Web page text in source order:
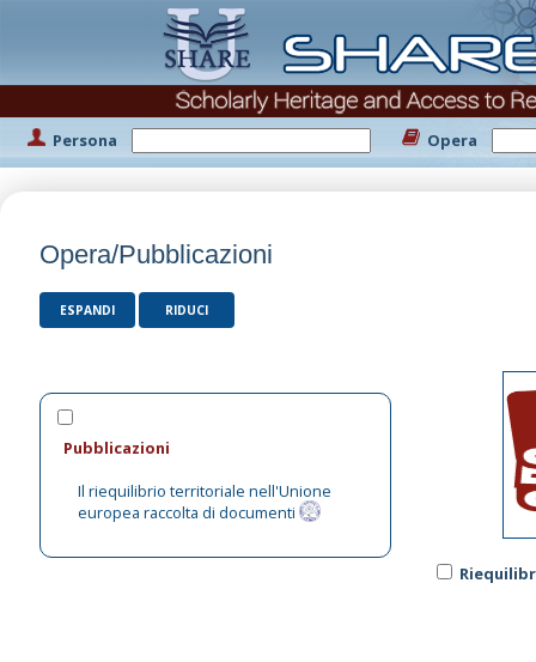
Persona Opera
Opera/Pubblicazioni
ESPANDI RIDUCI
Pubblicazioni
Il riequilibrio territoriale nell'Unione
europea raccolta di documenti